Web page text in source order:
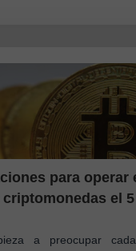
para operar
el
a preocupar